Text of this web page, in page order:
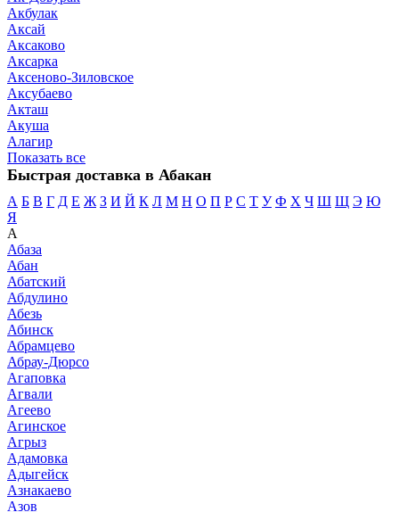
Акбулак
Аксай
Аксаково
Аксарка
Аксеново-Зиловское
Аксубаево
Акташ
Акуша
Алагир
Показать все
Быстрая доставка в Абакан
А Б В Г Д Е Ж З И Й К Л М Н О П Р С Т У Ф Х Ч Ш Щ Э Ю
Я
А
Абаза
Абан
Абатский
Абдулино
Абезь
Абинск
Абрамцево
Абрау-Дюрсо
Агаповка
Агвали
Агеево
Агинское
Агрыз
Адамовка
Адыгейск
Азнакаево
Азов